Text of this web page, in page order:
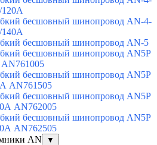
120A
бесшовный шинопровод AN-4-
140A
бесшовный шинопровод AN-5
бесшовный шинопровод AN5P
AN761005
бесшовный шинопровод AN5P
AN761505
бесшовный шинопровод AN5P
AN762005
бесшовный шинопровод AN5P
AN762505
AN
▼